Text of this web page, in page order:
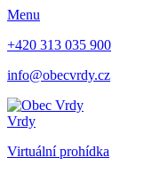
Menu
+420 313 035 900
info@obecvrdy.cz
Vrdy
Virtuální prohídka